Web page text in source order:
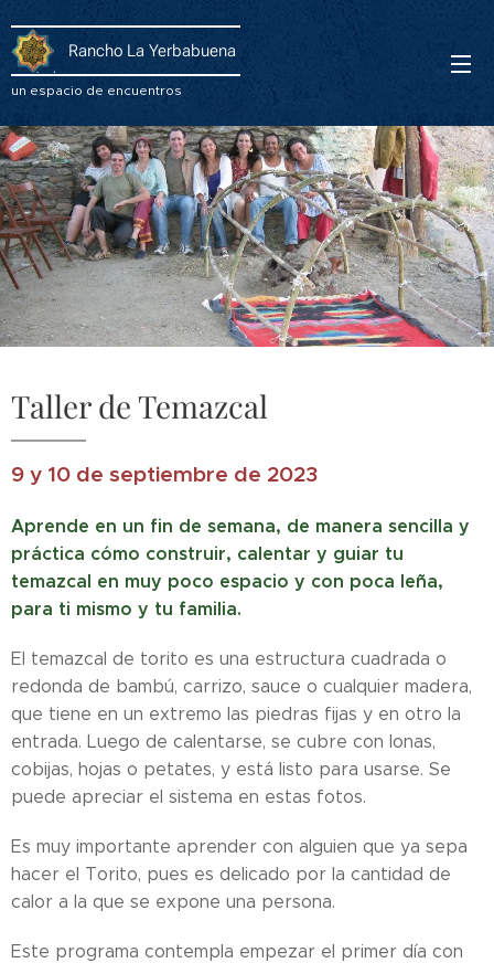
Rancho La Yerbabuena
un espacio de encuentros
Taller de Temazcal
9 y 10 de septiembre de 2023
Aprende en un fin de semana, de manera sencilla y
práctica cómo construir, calentar y guiar tu
temazcal en muy poco espacio y con poca leña,
para ti mismo y tu familia.
El temazcal de torito es una estructura cuadrada o
redonda de bambú, carrizo, sauce o cualquier madera,
que tiene en un extremo las piedras fijas y en otro la
entrada. Luego de calentarse, se cubre con lonas,
cobijas, hojas o petates, y está listo para usarse. Se
puede apreciar el sistema en estas fotos.
Es muy importante aprender con alguien que ya sepa
hacer el Torito, pues es delicado por la cantidad de
calor a la que se expone una persona.
Este programa contempla empezar el primer día con